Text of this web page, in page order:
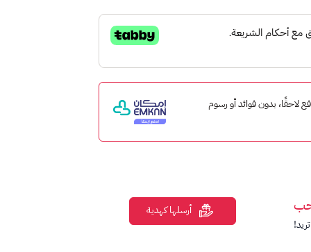
ادفع لاحقًا، بدون فوائد أو رسوم
أرسلها كهدية